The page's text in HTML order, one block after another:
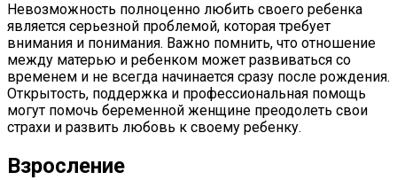
Невозможность полноценно любить своего ребенка
является серьезной проблемой, которая требует
внимания и понимания. Важно помнить, что отношение
между матерью и ребенком может развиваться со
временем и не всегда начинается сразу после рождения.
Открытость, поддержка и профессиональная помощь
могут помочь беременной женщине преодолеть свои
страхи и развить любовь к своему ребенку.
Взросление